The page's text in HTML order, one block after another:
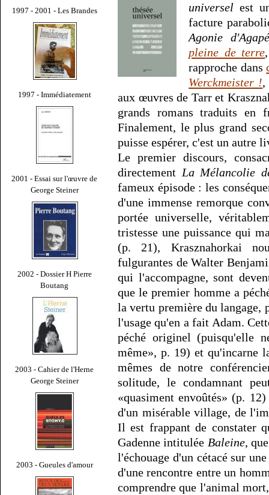
1997 - 2001 - Les Brandes
1997 - Immédiatement
2001 - Essai sur l'œuvre de
George Steiner
2002 - Dossier H Pierre
Boutang
2003 - Cahier de l'Herne
George Steiner
2003 - Gueules d'amour
universel est
facture
Agonie
pleine de terre
rapproche dans
Werckmeister !,
aux œuvres de Tarr et
grands romans traduits en
Finalement, le plus grand
puisse espérer, c'est un autre
Le premier discours,
directement La Mélancolie
fameux épisode : les
d'une immense remorque
portée universelle,
tristesse une puissance qui
(p. 21), Krasznahorkai
fulgurantes de Walter
qui l'accompagne, sont
que le premier homme a
la vertu première du langage,
l'usage qu'en a fait Adam.
péché originel (puisqu'elle
même», p. 19) et qu'incarne
mêmes de notre
solitude, le condamnant
«quasiment envoûtés» (p.
d'un misérable village, de
Il est frappant de constater
Gadenne intitulée Baleine,
l'échouage d'un cétacé sur
d'une rencontre entre un
comprendre que l'animal